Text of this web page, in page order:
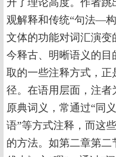
观解释和传统“句法—
文体的功能对词汇演变
今释古、明晰语义的
取的一些注释方式，
径。在语用层面，注者
原典词义，常通过“同
语”等方式注释，而这
的方法。如第二章第二